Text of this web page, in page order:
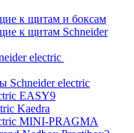
к щитам и боксам
к щитам Schneider
electric
Schneider electric
EASY9
Kaedra
MINI-PRAGMA